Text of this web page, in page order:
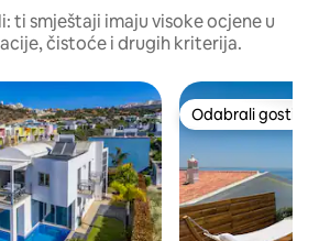
ti smještaji imaju visoke ocjene u
čistoće i drugih kriterija.
Odabrali gosti
Odabrali gosti